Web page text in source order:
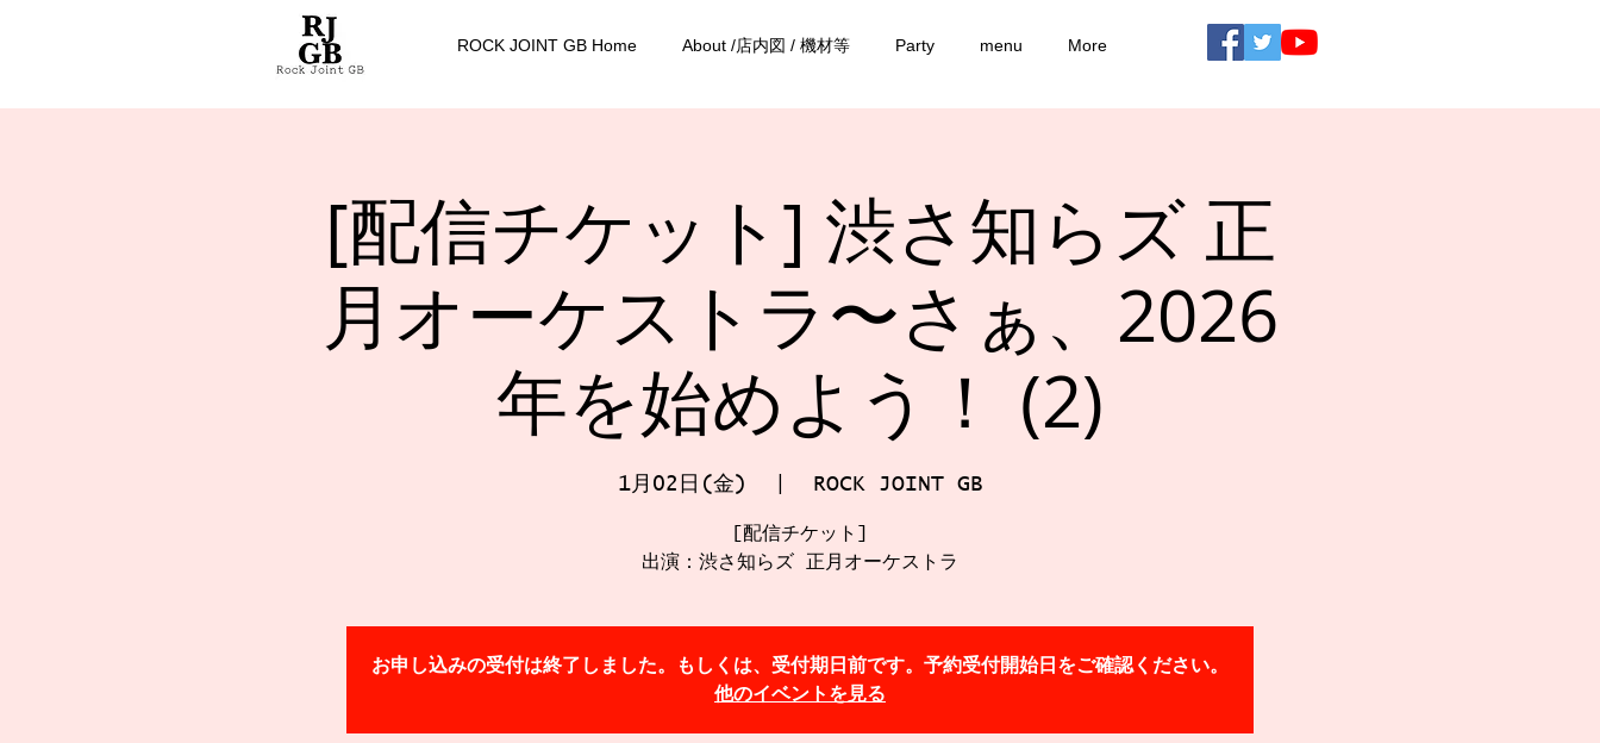
ROCK JOINT GB Home About /店内図 / 機材等 Party menu More
[配信チケット] 渋さ知らズ 正
月オーケストラ〜さぁ、2026
年を始めよう！ (2)
1月02日(金) ROCK JOINT GB
[配信チケット]
出演：渋さ知らズ 正月オーケストラ
お申し込みの受付は終了しました。もしくは、受付期日前です。予約受付開始日をご確認ください。
他のイベントを見る